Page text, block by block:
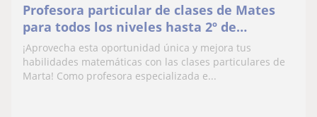
Profesora particular de clases de Mates
para todos los niveles hasta 2º de
Bachillerato. También tengo un nivel de
Inglés Avanzado
¡Aprovecha esta oportunidad única y mejora tus
habilidades matemáticas con las clases particulares de
Marta! Como profesora especializada e...